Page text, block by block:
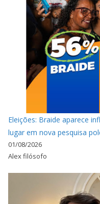
Eleições: Braide aparece
lugar em nova pesquisa
01/08/2026
Alex filósofo